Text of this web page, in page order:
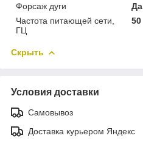
Форсаж дуги
Да
Частота питающей сети,
ГЦ
50
Скрыть
Условия доставки
Самовывоз
Доставка курьером Яндекс